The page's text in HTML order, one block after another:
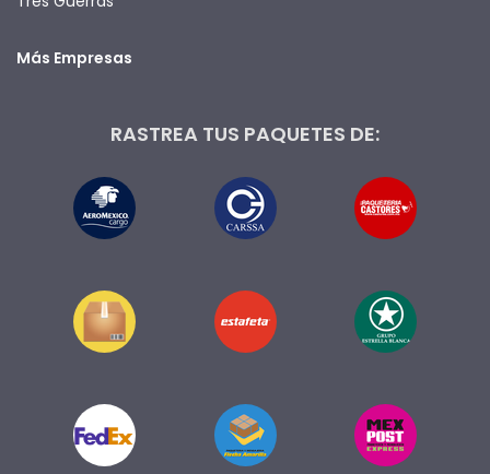
Más Empresas
RASTREA TUS PAQUETES DE: